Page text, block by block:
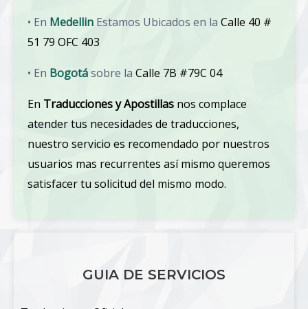
• En Medellin Estamos Ubicados en la Calle 40 #
51 79 OFC 403
• En Bogotásobre la Calle 7B #79C 04
En Traducciones y Apostillas nos complace
atender tus necesidades de traducciones,
nuestro servicio es recomendado por nuestros
usuarios mas recurrentes así mismo queremos
satisfacer tu solicitud del mismo modo.
GUIA DE SERVICIOS